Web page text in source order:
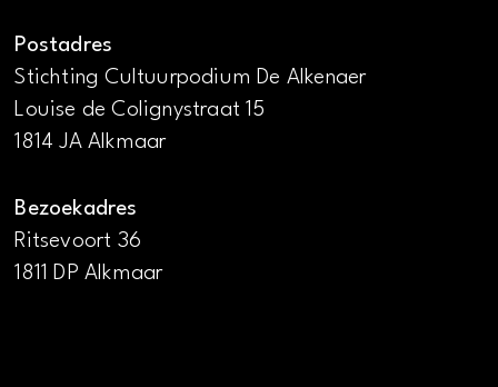
Postadres
Stichting Cultuurpodium De Alkenaer
Louise de Colignystraat 15
1814 JA Alkmaar
Bezoekadres
Ritsevoort 36
1811 DP Alkmaar